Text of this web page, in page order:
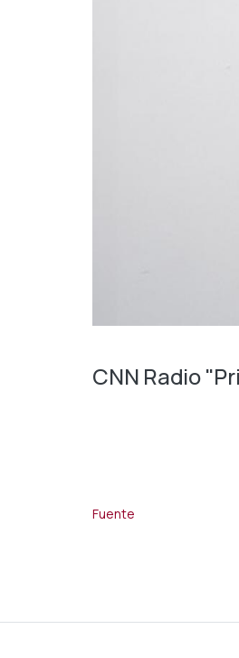
CNN Radio
Fuente